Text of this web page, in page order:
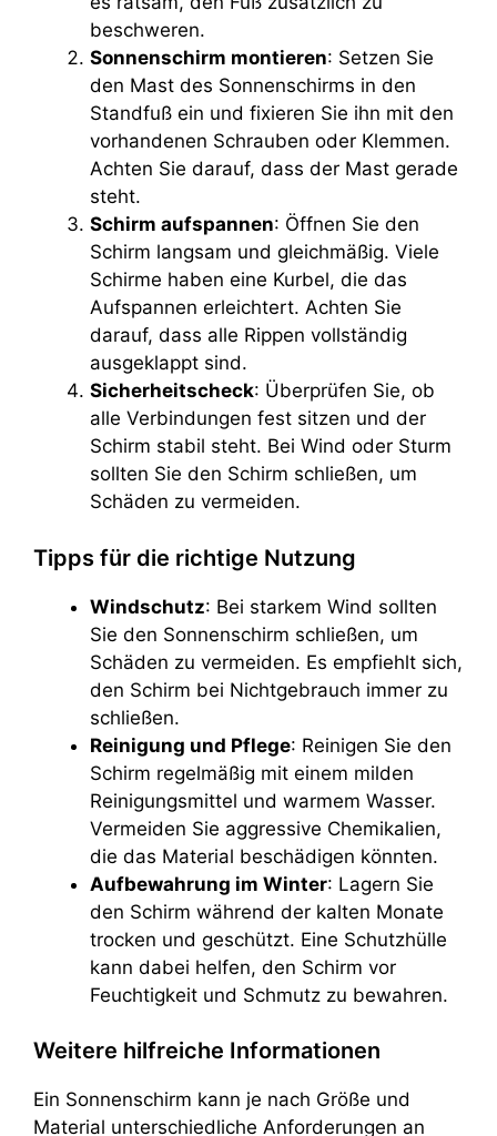
beschweren.
Sonnenschirm montieren: Setzen Sie
den Mast des Sonnenschirms in den
Standfuß ein und fixieren Sie ihn mit den
vorhandenen Schrauben oder Klemmen.
Achten Sie darauf, dass der Mast gerade
steht.
Schirm aufspannen: Öffnen Sie den
Schirm langsam und gleichmäßig. Viele
Schirme haben eine Kurbel, die das
Aufspannen erleichtert. Achten Sie
darauf, dass alle Rippen vollständig
ausgeklappt sind.
Sicherheitscheck: Überprüfen Sie, ob
alle Verbindungen fest sitzen und der
Schirm stabil steht. Bei Wind oder Sturm
sollten Sie den Schirm schließen, um
Schäden zu vermeiden.
Tipps für die richtige Nutzung
Windschutz: Bei starkem Wind sollten
Sie den Sonnenschirm schließen, um
Schäden zu vermeiden. Es empfiehlt sich,
den Schirm bei Nichtgebrauch immer zu
schließen.
Reinigung und Pflege: Reinigen Sie den
Schirm regelmäßig mit einem milden
Reinigungsmittel und warmem Wasser.
Vermeiden Sie aggressive Chemikalien,
die das Material beschädigen könnten.
Aufbewahrung im Winter: Lagern Sie
den Schirm während der kalten Monate
trocken und geschützt. Eine Schutzhülle
kann dabei helfen, den Schirm vor
Feuchtigkeit und Schmutz zu bewahren.
Weitere hilfreiche Informationen
Ein Sonnenschirm kann je nach Größe und
Material unterschiedliche Anforderungen an